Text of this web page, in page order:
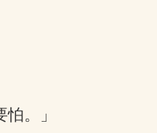
。」